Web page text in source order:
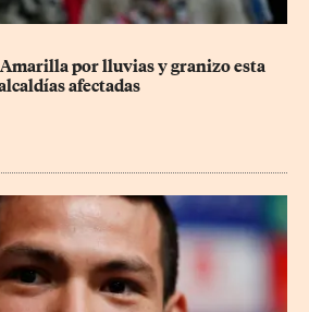
por lluvias y granizo esta
afectadas